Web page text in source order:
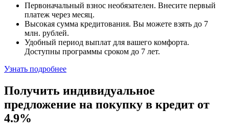
Первоначальный взнос необязателен. Внесите первый
платеж через месяц.
Высокая сумма кредитования. Вы можете взять до 7
млн. рублей.
Удобный период выплат для вашего комфорта.
Доступны программы сроком до 7 лет.
Узнать подробнее
Получить индивидуальное
предложение на покупку в кредит от
4.9%